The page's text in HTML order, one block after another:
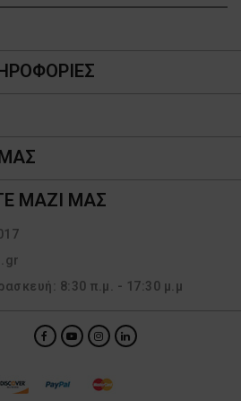
ΜΑΖΊ ΜΑΣ
8:30 π.μ. - 17:30 μ.μ